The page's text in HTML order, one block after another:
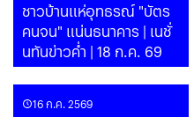
ชาวบ้านแห่อุทธรณ์ "บัตร
คนจน" แน่นธนาคาร | เนชั่
นทันข่าวค่ำ | 18 ก.ค. 69
16 ก.ค. 2569